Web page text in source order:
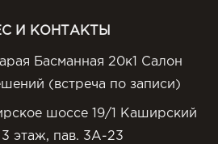
И КОНТАКТЫ
Басманная 20к1 Салон
(встреча по записи)
шоссе 19/1 Каширский
3 этаж, пав. 3А-23